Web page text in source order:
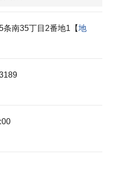
条南35丁目2番地1【地